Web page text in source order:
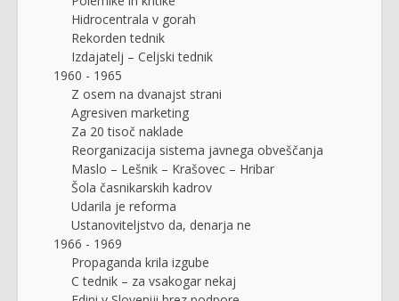
Hidrocentrala v gorah
Rekorden tednik
Izdajatelj – Celjski tednik
1960 - 1965
Z osem na dvanajst strani
Agresiven marketing
Za 20 tisoč naklade
Reorganizacija sistema javnega obveščanja
Maslo – Lešnik – Krašovec – Hribar
Šola časnikarskih kadrov
Udarila je reforma
Ustanoviteljstvo da, denarja ne
1966 - 1969
Propaganda krila izgube
C tednik – za vsakogar nekaj